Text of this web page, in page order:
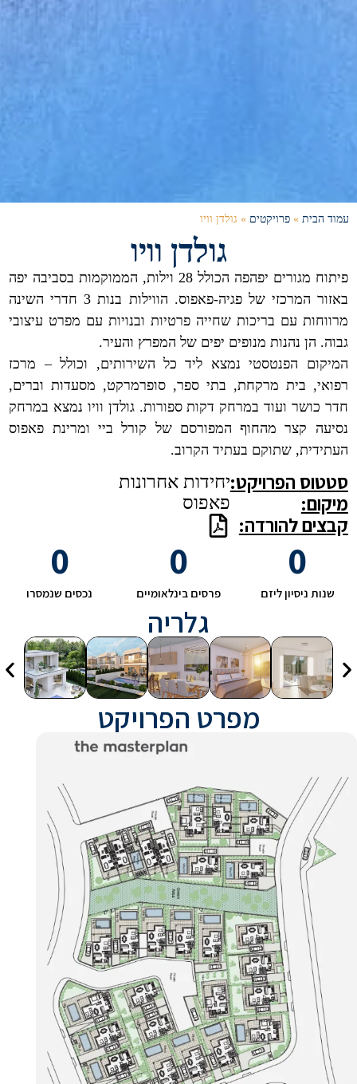
עמוד הבית»פרויקטים»גולדן וויו
גולדן וויו
פיתוח מגורים יפהפה הכולל 28 וילות, הממוקמות בסביבה יפה
באזור המרכזי של פגיה-פאפוס. הווילות בנות 3 חדרי השינה
מרווחות עם בריכות שחייה פרטיות ובנויות עם מפרט עיצובי
גבוה. הן נהנות מנופים יפים של המפרץ והעיר.
המיקום הפנטסטי נמצא ליד כל השירותים, וכולל – מרכז
רפואי, בית מרקחת, בתי ספר, סופרמרקט, מסעדות וברים,
חדר כושר ועוד במרחק דקות ספורות. גולדן וויו נמצא במרחק
נסיעה קצר מהחוף המפורסם של קורל ביי ומרינת פאפוס
העתידית, שתוקם בעתיד הקרוב.
סטטוס הפרויקט:
מיקום:
קבצים להורדה:
יחידות אחרונות
פאפוס
שנות ניסיון ליזם
0
פרסים בינלאומיים
0
נכסים שנמסרו
0
גלריה
מפרט הפרויקט